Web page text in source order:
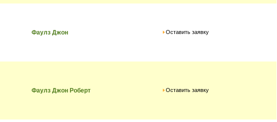
Фаулз Джон Оставить заявку
Фаулз Джон Роберт Оставить заявку